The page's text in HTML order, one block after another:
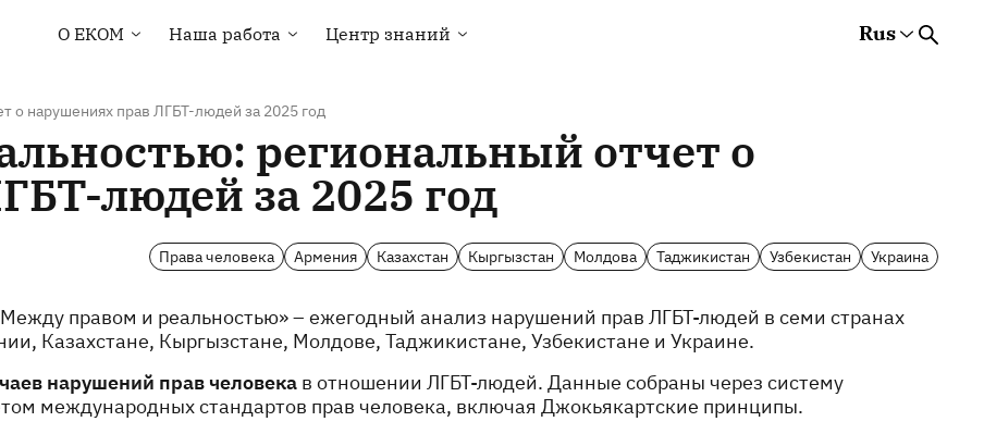
О EКOM
Членство в ЕКОМ
Контакты
Тендеры и вакансии
Наша работа
сообщества
Мониторинг под
руководством
сообществ
Техническая помощь
Кампания “Everybody
Loves Somebody”
Центр знаний
Курсы и вебинары
Rus
о нарушениях прав ЛГБТ-людей за 2025 год
региональный отчет о
людей за 2025 год
Права человека Армения Казахстан Кыргызстан Молдова Таджикистан Узбекистан Украина
правом и реальностью» – ежегодный анализ нарушений прав ЛГБТ-людей в семи странах
Казахстане, Кыргызстане, Молдове, Таджикистане, Узбекистане и Украине.
нарушений прав человека в отношении ЛГБТ-людей. Данные собраны через систему
международных стандартов прав человека, включая Джокьякартские принципы.